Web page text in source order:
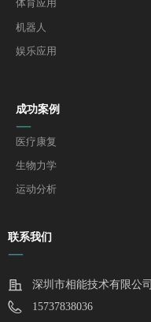
体育应用
机器人
娱乐应用
成功案例
—
医疗康复
生物力学
运动分析
联系我们
—
深圳市相能技术有限公司
15737838036